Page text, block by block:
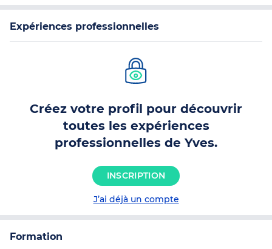
Expériences professionnelles
Créez votre profil pour découvrir
toutes les expériences
professionnelles de Yves.
INSCRIPTION
J’ai déjà un compte
Formation